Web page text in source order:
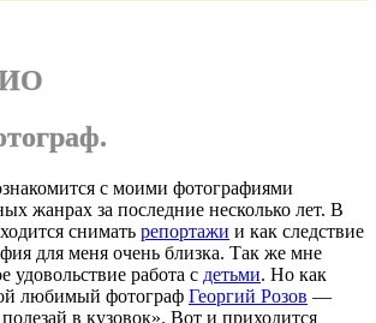
с моими фотографиями
жанрах за последние несколько лет. В
снимать репортажи и как следствие
для меня очень близка. Так же мне
удовольствие работа с детьми. Но как
любимый фотограф Георгий Розов —
полезай в кузовок». Вот и приходится